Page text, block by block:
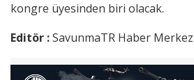
kongre üyesinden biri olacak.
Editör :SavunmaTR Haber